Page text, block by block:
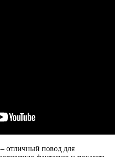
отличный повод для